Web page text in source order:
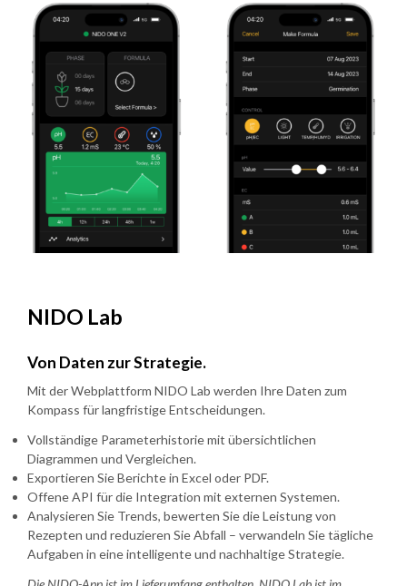
NIDO Lab
Von Daten zur Strategie.
Mit der Webplattform NIDO Lab werden Ihre Daten zum
Kompass für langfristige Entscheidungen.
Vollständige Parameterhistorie mit übersichtlichen
Diagrammen und Vergleichen.
Exportieren Sie Berichte in Excel oder PDF.
Offene API für die Integration mit externen Systemen.
Analysieren Sie Trends, bewerten Sie die Leistung von
Rezepten und reduzieren Sie Abfall – verwandeln Sie tägliche
Aufgaben in eine intelligente und nachhaltige Strategie.